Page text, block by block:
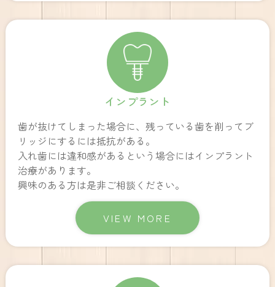
インプラント
歯が抜けてしまった場合に、残っている歯を削ってブ
リッジにするには抵抗がある。
入れ歯には違和感があるという場合にはインプラント
治療があります。
興味のある方は是非ご相談ください。
VIEW MORE